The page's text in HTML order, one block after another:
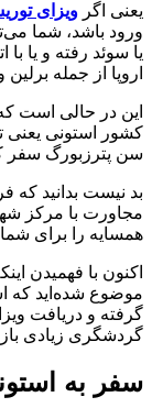
یعنی اگر ویزای
ورود باشد، شما
یا سوئد رفته و یا
اروپا از جمله
این در حالی است
کشور استونی یعنی
سن پترزبورگ سفر
بد نیست بدانید که
مجاورت با مرکز
همسایه را برای
اکنون با فهمیدن
موضوع شده‌اید که
گرفته و دریافت
گردشگری زیادی
سفر به